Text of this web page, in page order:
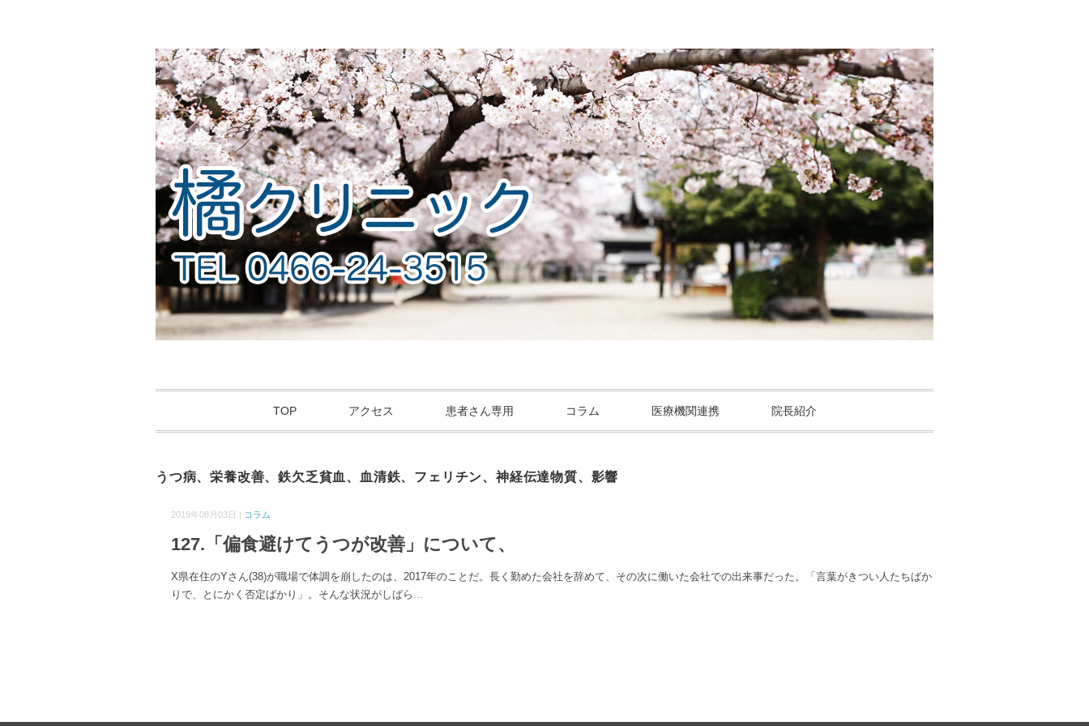
TOP アクセス 患者さん専用 コラム 医療機関連携 院長紹介
うつ病、栄養改善、鉄欠乏貧血、血清鉄、フェリチン、神経伝達物質、影響
2019年08月03日 | コラム
127.「偏食避けてうつが改善」について、
X県在住のYさん(38)が職場で体調を崩したのは、2017年のことだ。長く勤めた会社を辞めて、その次に働いた会社での出来事だった。「言葉がきつい人たちばか
りで、とにかく否定ばかり」。そんな状況がしばら ...